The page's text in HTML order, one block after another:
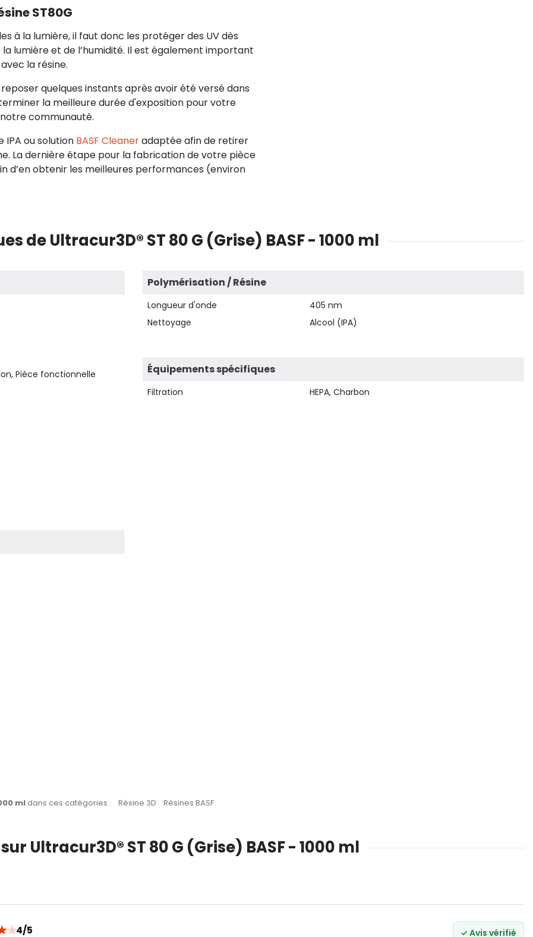
ST80G
à la lumière, il faut donc les protéger des UV dès
la lumière et de l’humidité. Il est également important
la résine.
quelques instants après avoir été versé dans
la meilleure durée d'exposition pour votre
communauté.
IPA ou solution BASF Cleaneradaptée afin de retirer
La dernière étape pour la fabrication de votre pièce
d’en obtenir les meilleures performances (environ
de Ultracur3D® ST 80 G (Grise) BASF - 1000 ml
Pièce fonctionnelle
Polymérisation / Résine
Longueur d'onde
405 nm
Nettoyage
Alcool (IPA)
Équipements spécifiques
Filtration HEPA, Charbon
mldans ces catégories : Résine 3D Résines BASF
Ultracur3D® ST 80 G (Grise) BASF - 1000 ml
★4/5 ✓ Avis vérifié